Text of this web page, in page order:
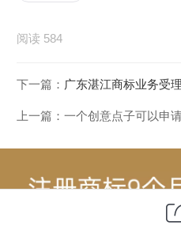
阅读 584
下一篇： 广东湛江商标业务受
上一篇： 一个创意点子可以申